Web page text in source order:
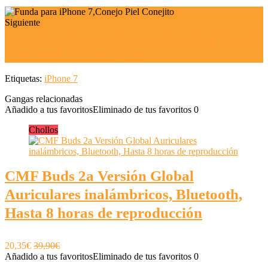
Siguiente
Etiquetas: iPhone 7
Gangas relacionadas
Añadido a tus favoritosEliminado de tus favoritos 0
Chollos
CMF Buds 2a Versión Global
Auriculares inalámbricos, Bluetooth,
Hasta 8 horas de reproducción
20,35€ 39,90€
Añadido a tus favoritosEliminado de tus favoritos 0